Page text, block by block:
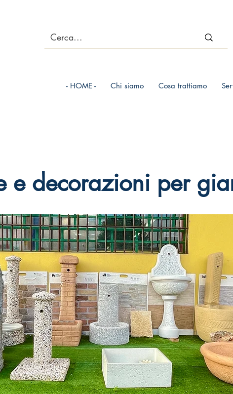
- HOME - Chi siamo Cosa trattiamo
e decorazioni per